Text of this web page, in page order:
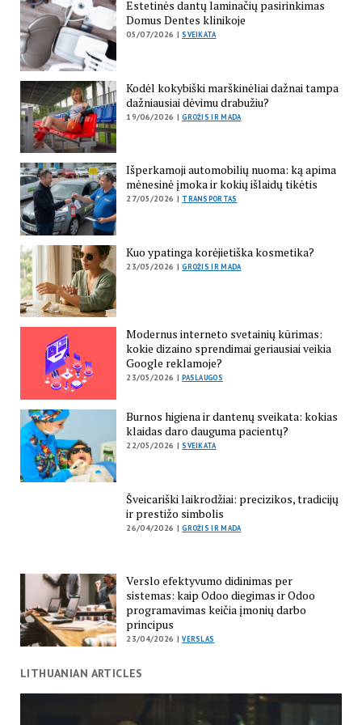
Estetinės dantų laminačių pasirinkimas
Domus Dentes klinikoje
05/07/2026 |SVEIKATA
Kodėl kokybiški marškinėliai dažnai tampa
dažniausiai dėvimu drabužiu?
19/06/2026 |GROŽIS IR MADA
Išperkamoji automobilių nuoma: ką apima
mėnesinė įmoka ir kokių išlaidų tikėtis
27/05/2026 | TRANSPORTAS
Kuo ypatinga korėjietiška kosmetika?
23/05/2026 |GROŽIS IR MADA
Modernus interneto svetainių kūrimas:
kokie dizaino sprendimai geriausiai veikia
Google reklamoje?
23/05/2026 |PASLAUGOS
Burnos higiena ir dantenų sveikata: kokias
klaidas daro dauguma pacientų?
22/05/2026 |SVEIKATA
Šveicariški laikrodžiai: precizikos, tradicijų
ir prestižo simbolis
26/04/2026 |GROŽIS IR MADA
Verslo efektyvumo didinimas per
sistemas: kaip Odoo diegimas ir Odoo
programavimas keičia įmonių darbo
principus
23/04/2026 |VERSLAS
LITHUANIAN ARTICLES